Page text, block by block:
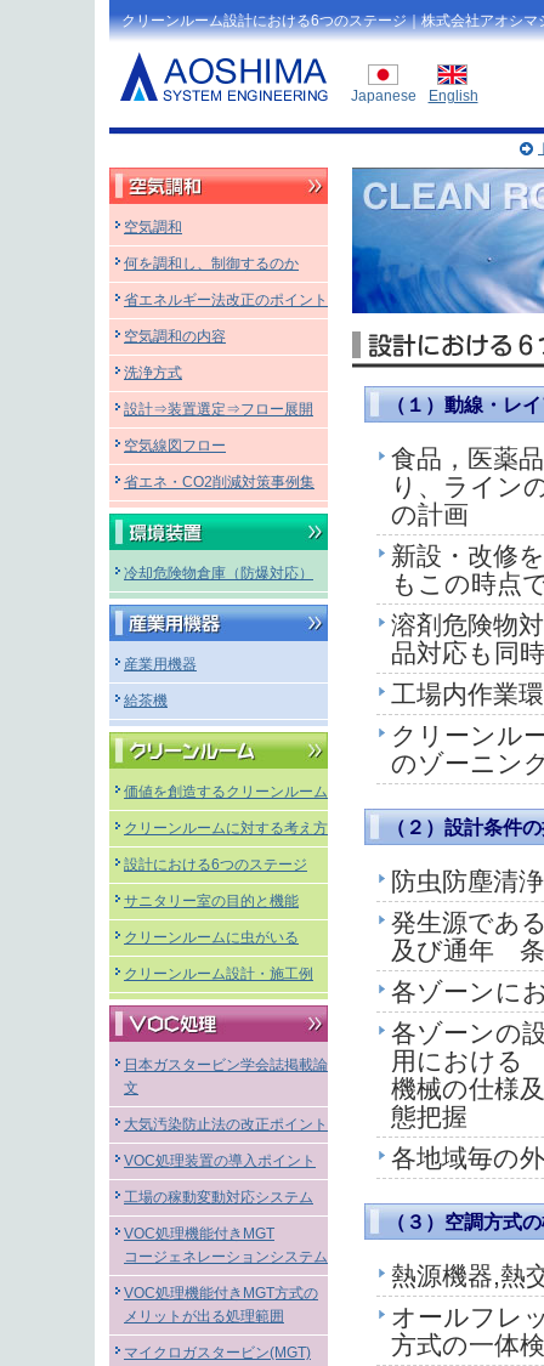
クリーンルーム設計における6つのステージ｜株式会社アオシ
Japanese English
（１）動線・レ
食品，医薬
り、ライン
の計画
新設・改修
もこの時点
溶剤危険物
品対応も同
工場内作業
クリーンル
のゾーニン
（２）設計条件
防虫防塵清
発生源であ
及び通年
各ゾーンに
各ゾーンの
用における
機械の仕様
態把握
各地域毎の
（３）空調方式
熱源機器,熱
オールフレ
方式の一体
空気調和
何を調和し、制御するのか
省エネルギー法改正のポイント
空気調和の内容
洗浄方式
設計⇒装置選定⇒フロー展開
空気線図フロー
省エネ・CO2削減対策事例集
冷却危険物倉庫（防爆対応）
産業用機器
給茶機
価値を創造するクリーンルーム
クリーンルームに対する考え方
設計における6つのステージ
サニタリー室の目的と機能
クリーンルームに虫がいる
クリーンルーム設計・施工例
日本ガスタービン学会誌掲載論
文
大気汚染防止法の改正ポイント
VOC処理装置の導入ポイント
工場の稼動変動対応システム
VOC処理機能付きMGT
コージェネレーションシステム
VOC処理機能付きMGT方式の
メリットが出る処理範囲
マイクロガスタービン(MGT)